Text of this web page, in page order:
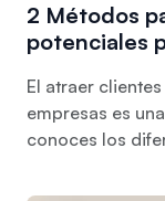
2 Métodos
potenciales
El atraer
empresas es
conoces los